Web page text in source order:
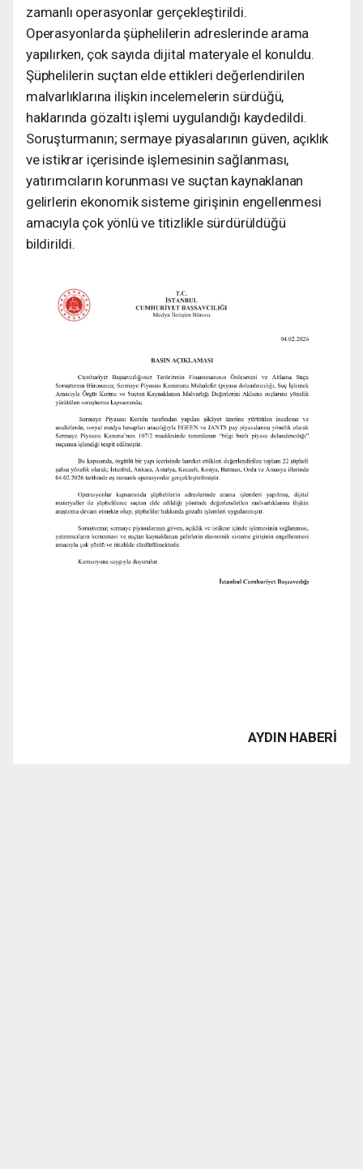
zamanlı operasyonlar gerçekleştirildi.
Operasyonlarda şüphelilerin adreslerinde arama
yapılırken, çok sayıda dijital materyale el konuldu.
Şüphelilerin suçtan elde ettikleri değerlendirilen
malvarlıklarına ilişkin incelemelerin sürdüğü,
haklarında gözaltı işlemi uygulandığı kaydedildi.
Soruşturmanın; sermaye piyasalarının güven, açıklık
ve istikrar içerisinde işlemesinin sağlanması,
yatırımcıların korunması ve suçtan kaynaklanan
gelirlerin ekonomik sisteme girişinin engellenmesi
amacıyla çok yönlü ve titizlikle sürdürüldüğü
bildirildi.
AYDIN HABERİ